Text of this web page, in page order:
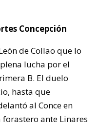
Concepción
de Collao que lo
lucha por el
B. El duelo
hasta que
al Conce en
ante Linares